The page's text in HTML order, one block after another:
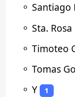
⚬ Santiago
⚬ Sta.
⚬ Timoteo
⚬ Tomas
⚬ Y 1